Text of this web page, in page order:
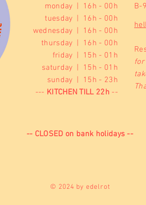
monday | 16h - 00h
tuesday | 16h - 00h
wednesday | 16h - 00h
thursday | 16h - 00h
friday | 15h - 01h
saturday | 15h - 01h
sunday | 15h - 23h
--- KITCHEN TILL 22h --
-- CLOSED on bank holidays --
B-
for
© 2024 by edelrot